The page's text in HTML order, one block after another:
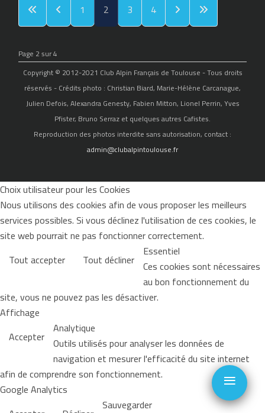
1 2 3 4
Page 2 sur 4
Copyright © 2012-2021 Club Alpin Français de Toulouse - Tous droits
réservés - Crédits photo : Christian Biard, Marie-Hélène Carcanague,
Julien Defois, Alexandra Genesty, Fabien Mitton, Lionel Perrin, Yves
Pfister, Bruno Serraz et quelques autres Cafistes.
Reproduction des photos interdite sans autorisation, contact :
admin@clubalpintoulouse.fr
Choix utilisateur pour les Cookies
Nous utilisons des cookies afin de vous proposer les meilleurs
services possibles. Si vous déclinez l'utilisation de ces cookies, le
site web pourrait ne pas fonctionner correctement.
Tout accepter
Tout décliner Essentiel
Ces cookies sont nécessaires
au bon fonctionnement du
site, vous ne pouvez pas les désactiver.
Affichage
Accepter Analytique
Outils utilisés pour analyser les données de
navigation et mesurer l'efficacité du site internet
afin de comprendre son fonctionnement.
Google Analytics
Sauvegarder
≡